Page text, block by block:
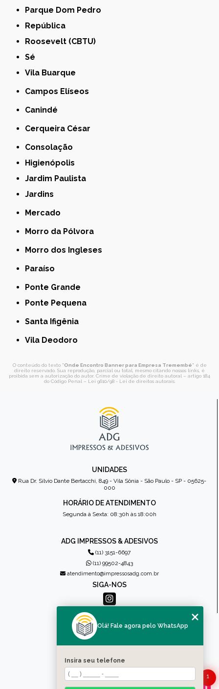
Parque Dom Pedro
República
Roosevelt (CBTU)
Sé
Vila Buarque
Campos Elíseos
Canindé
Cerqueira César
Consolação
Higienópolis
Jardim Paulista
Jardins
Mercado
Morro da Pólvora
Morro dos Ingleses
Paraíso
Ponte Grande
Ponte Pequena
Santa Ifigênia
Vila Deodoro
O conteúdo do texto "Onde Encontro Banner para Empresa Tremembé" é de
direito reservado. Sua reprodução, parcial ou total, mesmo citando nossos links, é
proibida sem a autorização do autor. Crime de violação de direito autoral – artigo 184
do Código Penal – Lei 9610/98 - Lei de direitos autorais.
UNIDADES
Rua Dr. Sílvio Dante Bertacchi, 849 - Vila Sônia - São Paulo - SP - 05625-
000
HORÁRIO DE ATENDIMENTO
Segunda à Sexta: 08:30h às 18:00h
ADG IMPRESSOS & ADESIVOS
(11) 3151-6697
(11) 99502-4843
atendimento@impressosadg.com.br
SIGA-NOS
MENU
QUEM SOMOS
PRODUTOS
CONTATO
CATEGORIAS
MAPA DO SITE
1
Olá! Fale agora pelo WhatsApp
Insira seu telefone